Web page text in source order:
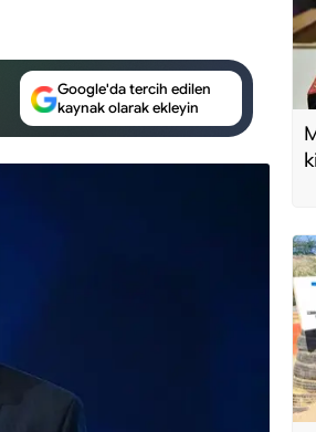
Google'da tercih edilen
kaynak olarak ekleyin